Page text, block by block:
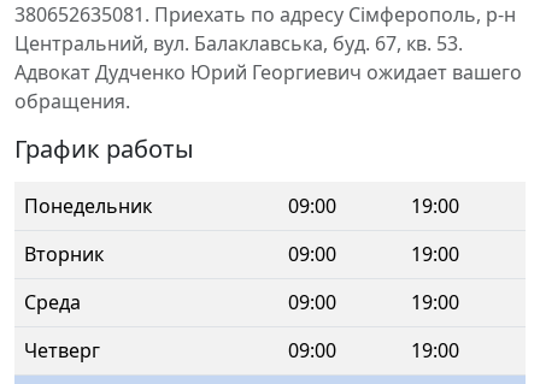
380652635081. Приехать по адресу Сімферополь, р-н
Центральний, вул. Балаклавська, буд. 67, кв. 53.
Адвокат Дудченко Юрий Георгиевич ожидает вашего
обращения.
График работы
Понедельник 09:00
19:00
Вторник
09:00
19:00
Среда
09:00
19:00
Четверг
09:00
19:00